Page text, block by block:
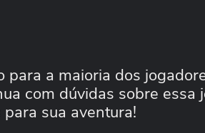
a maioria dos
com dúvidas sobre essa
sua aventura!